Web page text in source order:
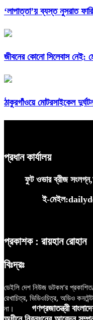
‘লাপাত্তা’য় ব্যস্ত নুসরাত
জীবনের কোনো সিলেবাস নেই:
ঠাকুরগাঁওয়ে মোটরসাইকেল
প্রধান কার্যালয়
ফুট ওভার ব্রীজ
ই-
প্রকাশক : রায়হান রোহান
বিঃদ্রঃ
ডেইলি দেশ নিউজ ডটকম’র
রেখাচিত্র, ভিডিওচিত্র, অডিও
না।
গণপ্রজাতন্ত্রী